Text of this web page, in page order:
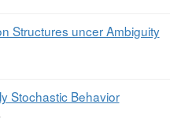
Structures uncer Ambiguity
Stochastic Behavior